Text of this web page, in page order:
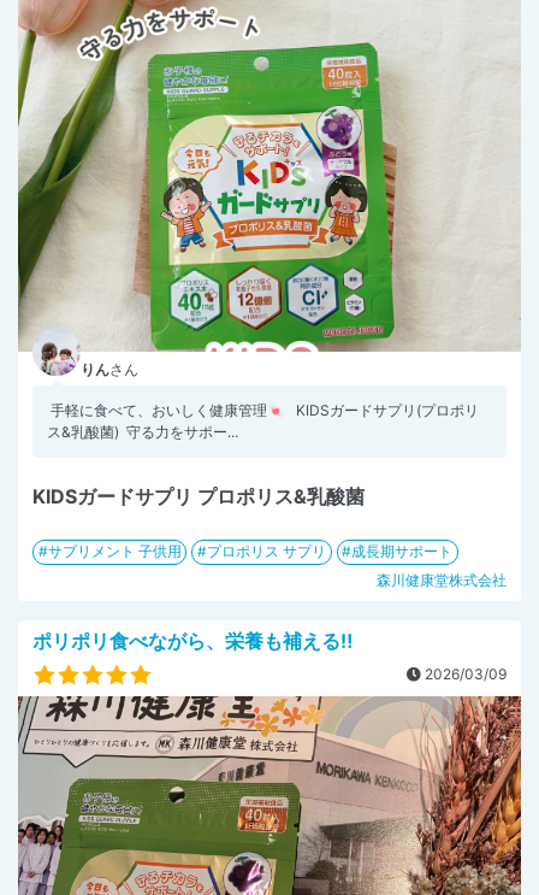
りんさん
⁡ 手軽に食べて、おいしく健康管理🍬 ⁡ ⁡ KIDSガードサプリ(プロポリ
ス&乳酸菌) ⁡ 守る力をサポー...
KIDSガードサプリ プロポリス&乳酸菌
サプリメント 子供用 プロポリス サプリ
成長期サポート
森川健康堂株式会社
ポリポリ食べながら、栄養も補える‼︎
2026/03/09